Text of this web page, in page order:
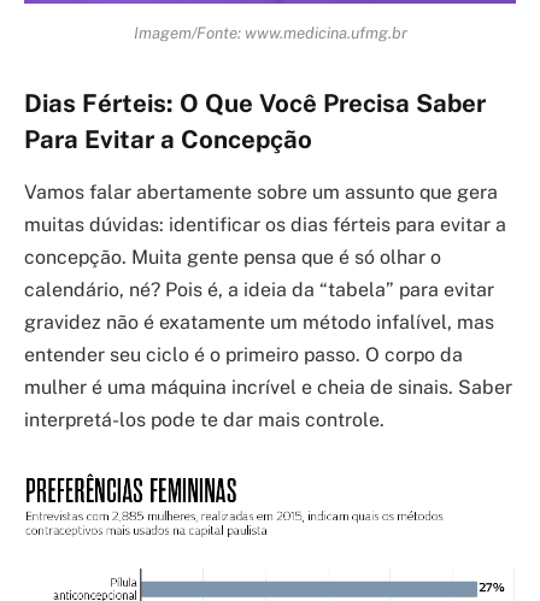
Imagem/Fonte: www.medicina.ufmg.br
Dias Férteis: O Que Você Precisa Saber
Para Evitar a Concepção
Vamos falar abertamente sobre um assunto que gera
muitas dúvidas: identificar os dias férteis para evitar a
concepção. Muita gente pensa que é só olhar o
calendário, né? Pois é, a ideia da “tabela” para evitar
gravidez não é exatamente um método infalível, mas
entender seu ciclo é o primeiro passo. O corpo da
mulher é uma máquina incrível e cheia de sinais. Saber
interpretá-los pode te dar mais controle.